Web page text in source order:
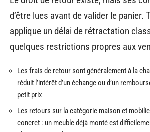
d’être lues avant de valider le panier.
applique un délai de rétractation
quelques restrictions propres aux
Les frais de retour sont généralement à la
réduit l’intérêt d’un échange ou d’un
petit prix
Les retours sur la catégorie maison et
concret : un meuble déjà monté est